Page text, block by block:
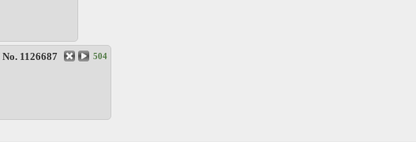
No. 1126687 504